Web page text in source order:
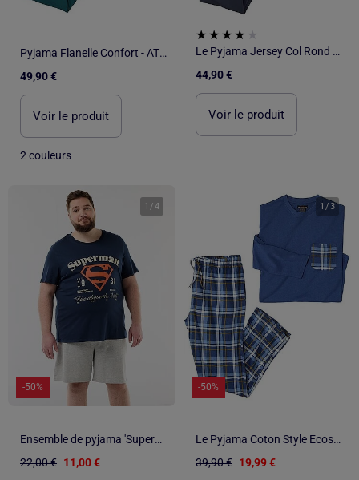
Pyjama Flanelle Confort - ATLAS FOR MEN
49,90 €
Voir le produit
2 couleurs
Le Pyjama Jersey Col Rond Manches Raglan - ATLAS FOR MEN
44,90 €
Voir le produit
1 /4
-50%
Ensemble de pyjama 'Superman' short + t-shirt - 2 pièces
22,00 € 11,00 €
1 /3
-50%
Le Pyjama Coton Style Ecossais - ATLAS FOR MEN
39,90 € 19,99 €